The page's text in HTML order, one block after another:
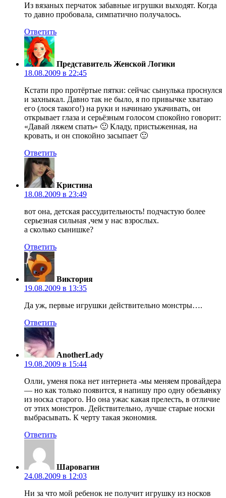
Из вязаных перчаток забавные игрушки выходят. Когда
то давно пробовала, симпатично получалось.
Ответить
Представитель Женской Логики
18.08.2009 в 22:45
Кстати про протёртые пятки: сейчас сынулька проснулся
и захныкал. Давно так не было, я по привычке хватаю
его (лося такого!) на руки и начинаю укачивать, он
открывает глаза и серьёзным голосом спокойно говорит:
«Давай ляжем спать» 🙂 Кладу, пристыженная, на
кровать, и он спокойно засыпает 🙂
Ответить
Кристина
18.08.2009 в 23:49
вот она, детская рассудительность! подчастую более
серьезная сильная ,чем у нас взрослых.
а сколько сынишке?
Ответить
Виктория
19.08.2009 в 13:35
Да уж, первые игрушки действительно монстры….
Ответить
AnotherLady
19.08.2009 в 15:44
Олли, уменя пока нет интернета -мы меняем провайдера
— но как только появится, я напишу про одну обезьянку
из носка старого. Но она ужас какая прелесть, в отличие
от этих монстров. Действительно, лучше старые носки
выбрасывать. К черту такая экономия.
Ответить
Шаровагин
24.08.2009 в 12:03
Ни за что мой ребенок не получит игрушку из носков